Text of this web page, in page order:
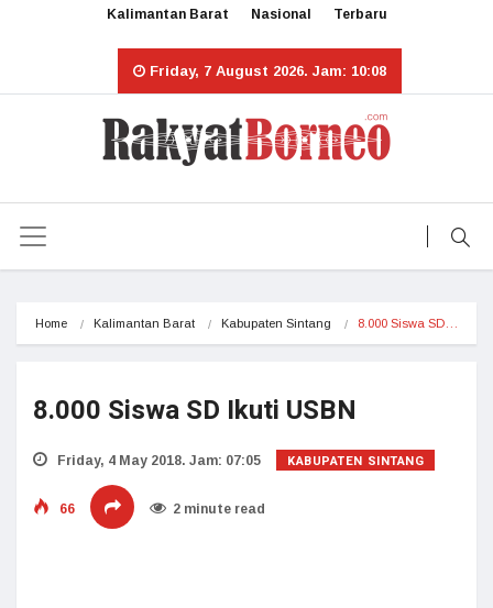
Kalimantan Barat Nasional Terbaru
Friday, 7 August 2026. Jam: 10:08
Home Kalimantan Barat Kabupaten Sintang 8.000 Siswa SD…
8.000 Siswa SD Ikuti USBN
Friday, 4 May 2018. Jam: 07:05 KABUPATEN SINTANG
66 2 minute read